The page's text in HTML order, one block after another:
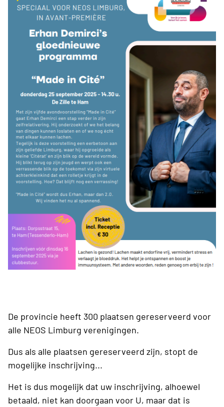
De provincie heeft 300 plaatsen gereserveerd voor
alle NEOS Limburg verenigingen.
Dus als alle plaatsen gereserveerd zijn, stopt de
mogelijke inschrijving...
Het is dus mogelijk dat uw inschrijving, alhoewel
betaald, niet kan doorgaan voor U, maar dat is